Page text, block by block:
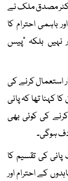
مصدق ملک نے
باہمی احترام کا
نہیں بلکہ "پیس
استعمال کرنے کی
کہنا تھا کہ پانی
کی کوئی بھی
ہوگی۔
کی تقسیم کا
کے احترام اور